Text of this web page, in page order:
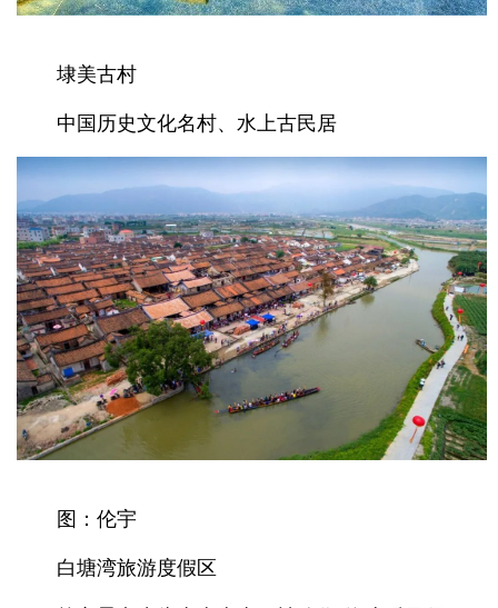
埭美古村
中国历史文化名村、水上古民居
图：伦宇
白塘湾旅游度假区